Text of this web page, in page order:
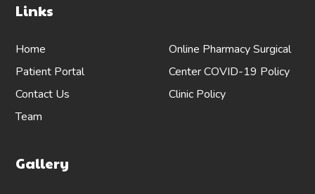
Links
Home
Patient Portal
Contact Us
Team
Online PharmacySurgical
CenterCOVID-19 Policy
Clinic Policy
Gallery